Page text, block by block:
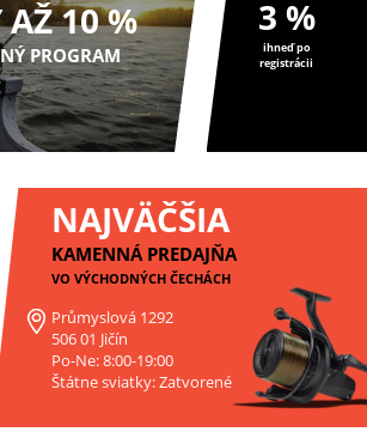
AŽ 10 %
PROGRAM
3 %
ihneď po
registrácii
NAJVÄČŠIA
KAMENNÁ PREDAJŇA
VO VÝCHODNÝCH ČECHÁCH
Průmyslová 1292
506 01 Jičín
Po-Ne: 8:00-19:00
Štátne sviatky: Zatvorené